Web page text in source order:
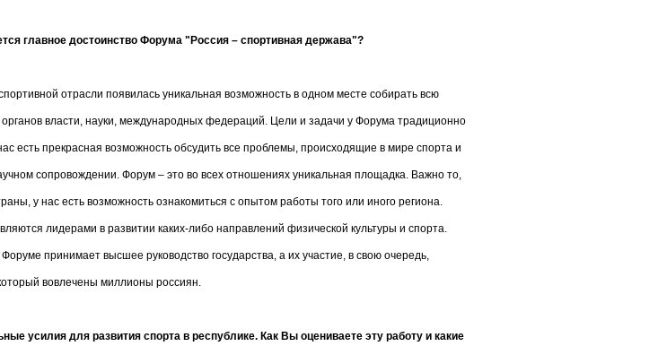
главное достоинство Форума "Россия – спортивная держава"?
отрасли появилась уникальная возможность в одном месте собирать всю
власти, науки, международных федераций. Цели и задачи у Форума традиционно
есть прекрасная возможность обсудить все проблемы, происходящие в мире спорта и
сопровождении. Форум – это во всех отношениях уникальная площадка. Важно то,
у нас есть возможность ознакомиться с опытом работы того или иного региона.
лидерами в развитии каких-либо направлений физической культуры и спорта.
принимает высшее руководство государства, а их участие, в свою очередь,
вовлечены миллионы россиян.
усилия для развития спорта в республике. Как Вы оцениваете эту работу и какие